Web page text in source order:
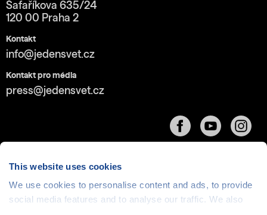
This website uses cookies
We use cookies to personalise content and ads, to provide
social media features and to analyse our traffic. We also
Šafaříkova 635/24
120 00 Praha 2
Kontakt
info@jedensvet.cz
Kontakt pro média
press@jedensvet.cz
Cookies| © 1999-2026 Člověk v tísni o.p.s., web běží